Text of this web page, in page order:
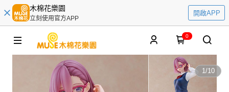
木棉花樂園
立刻使用官方APP
開啟APP
0
1/10